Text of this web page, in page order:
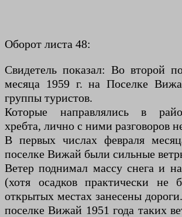
Оборот листа 48:
Свидетель показал: Во второй
месяца 1959 г. на Поселке
группы туристов.
Которые направлялись в
хребта, лично с ними разговоров
В первых числах февраля
поселке Вижай были сильные
Ветер поднимал массу снега и
(хотя осадков практически не
открытых местах занесены
поселке Вижай 1951 года таких